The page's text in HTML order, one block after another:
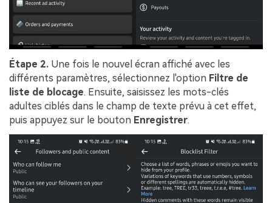
Étape 2. Une fois le nouvel écran affiché avec les
différents paramètres, sélectionnez l'option Filtre de
liste de blocage. Ensuite, saisissez les mots-clés
adultes ciblés dans le champ de texte prévu à cet effet,
puis appuyez sur le bouton Enregistrer.